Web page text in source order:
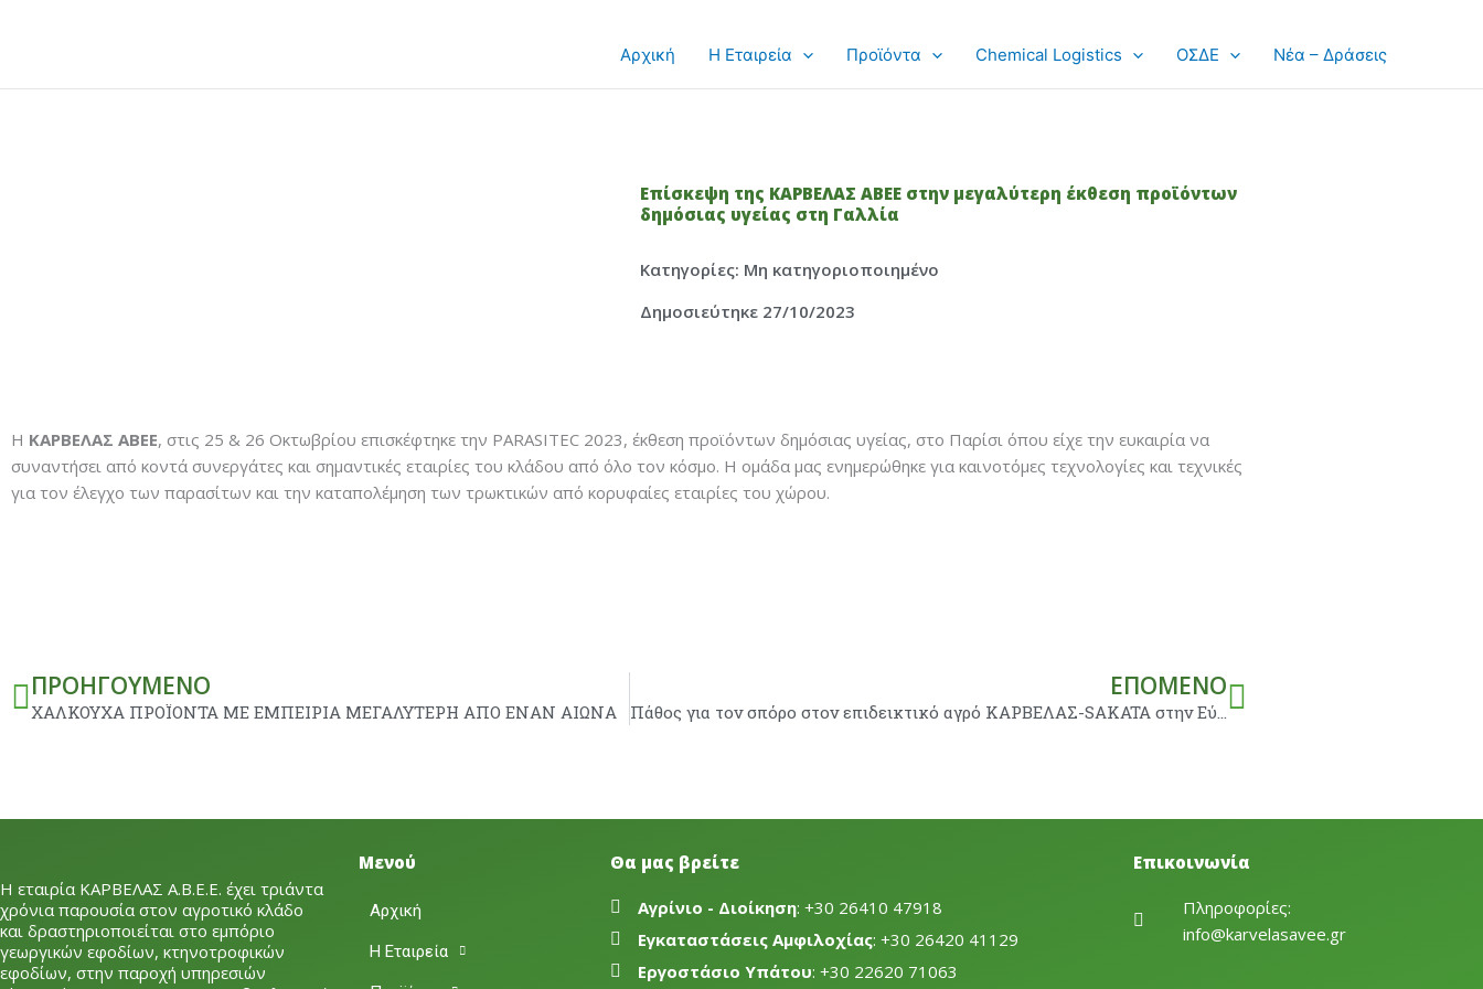
Αρχική Η Εταιρεία Προϊόντα Chemical Logistics ΟΣΔΕ Νέα – Δράσεις
Επίσκεψη της ΚΑΡΒΕΛΑΣ ΑΒΕΕ στην μεγαλύτερη έκθεση προϊόντων
δημόσιας υγείας στη Γαλλία
Κατηγορίες: Μη κατηγοριοποιημένο
Δημοσιεύτηκε 27/10/2023
Η ΚΑΡΒΕΛΑΣ ΑΒΕΕ, στις 25 & 26 Οκτωβρίου επισκέφτηκε την PARASITEC 2023, έκθεση προϊόντων δημόσιας υγείας, στο Παρίσι όπου είχε την ευκαιρία να
συναντήσει από κοντά συνεργάτες και σημαντικές εταιρίες του κλάδου από όλο τον κόσμο. Η ομάδα μας ενημερώθηκε για καινοτόμες τεχνολογίες και τεχνικές
για τον έλεγχο των παρασίτων και την καταπολέμηση των τρωκτικών από κορυφαίες εταιρίες του χώρου.
Prev
ΠΡΟΗΓΟΎΜΕΝΟ
ΧΑΛΚΟΥΧΑ ΠΡΟΪΟΝΤΑ ΜΕ ΕΜΠΕΙΡΙΑ ΜΕΓΑΛΥΤΕΡΗ ΑΠΟ ΕΝΑΝ ΑΙΩΝΑ
ΕΠΌΜΕΝΟNext
Η εταιρία ΚΑΡΒΕΛΑΣ Α.Β.Ε.Ε. έχει τριάντα
χρόνια παρουσία στον αγροτικό κλάδο
και δραστηριοποιείται στο εμπόριο
γεωργικών εφοδίων, κτηνοτροφικών
εφοδίων, στην παροχή υπηρεσιών
Μενού
Αρχική
Η Εταιρεία
Θα μας βρείτε
Αγρίνιο - Διοίκηση: +30 26410 47918
Εγκαταστάσεις Αμφιλοχίας: +30 26420 41129
Εργοστάσιο Υπάτου: +30 22620 71063
Επικοινωνία
Πληροφορίες:
info@karvelasavee.gr